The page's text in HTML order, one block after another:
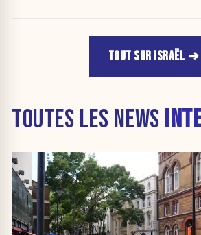
TOUT SUR ISRAËL
TOUTES LES NEWS